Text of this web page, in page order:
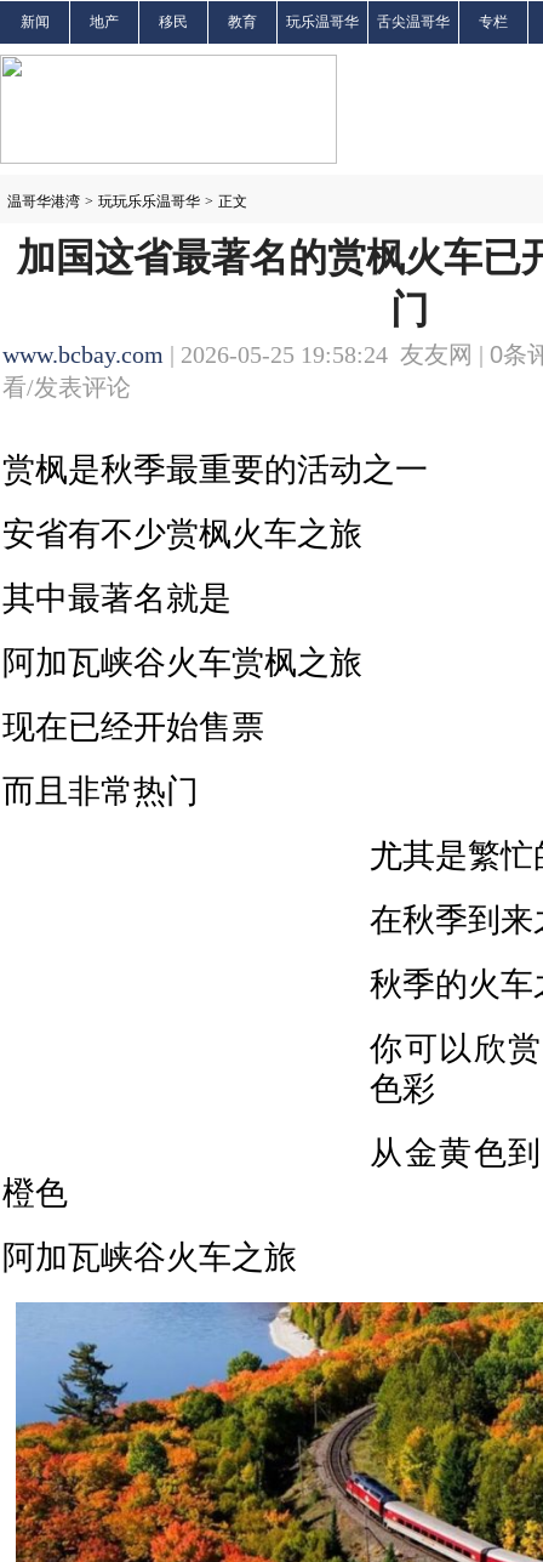
新闻 地产 移民 教育 玩乐温哥华 舌尖温哥华 专栏
温哥华港湾 > 玩玩乐乐温哥华 > 正文
加国这省最著名的赏枫火车已
门
www.bcbay.com | 2026-05-25 19:58:24 友友网 | 0条
看/发表评论
赏枫是秋季最重要的活动之一
安省有不少赏枫火车之旅
其中最著名就是
阿加瓦峡谷火车赏枫之旅
现在已经开始售票
而且非常热门
尤其是繁
在秋季到
秋季的火
你可以欣
色彩
从金黄色
橙色
阿加瓦峡谷火车之旅